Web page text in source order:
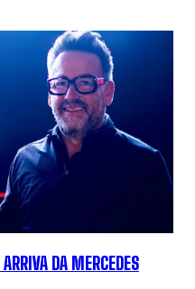
DA MERCEDES